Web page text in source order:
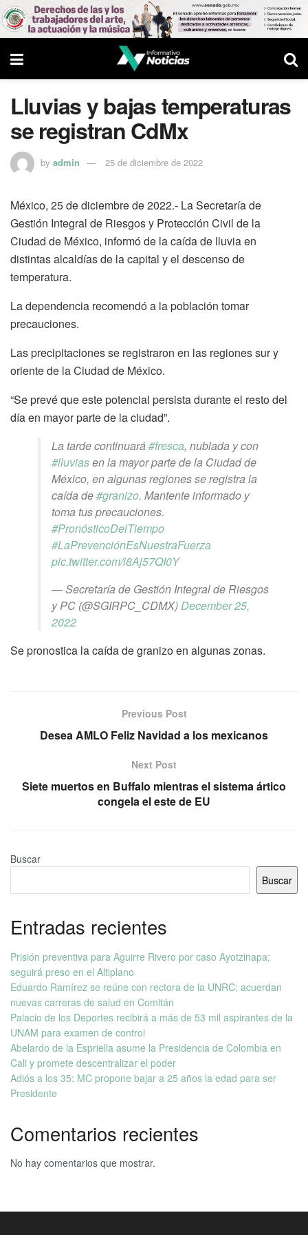
Lluvias y bajas temperaturas
se registran CdMx
by admin 25 de diciembre de 2022
México, 25 de diciembre de 2022.- La Secretaría de
Gestión Integral de Riesgos y Protección Civil de la
Ciudad de México, informó de la caída de lluvia en
distintas alcaldías de la capital y el descenso de
temperatura.
La dependencia recomendó a la población tomar
precauciones.
Las precipitaciones se registraron en las regiones sur y
oriente de la Ciudad de México.
“Se prevé que este potencial persista durante el resto del
día en mayor parte de la ciudad”.
La tarde continuará#fresca, nublada y con
#lluviasen la mayor parte de la Ciudad de
México, en algunas regiones se registra la
caída de#granizo. Mantente informado y
toma tus precauciones.
#PronósticoDelTiempo
#LaPrevenciónEsNuestraFuerza
pic.twitter.com/i8Aj57QI0Y
— Secretaría de Gestión Integral de Riesgos
y PC (@SGIRPC_CDMX)December 25,
2022
Se pronostica la caída de granizo en algunas zonas.
Previous Post
Desea AMLO Feliz Navidad a los mexicanos
Next Post
Siete muertos en Buffalo mientras el sistema ártico
congela el este de EU
Buscar
Buscar
Entradas recientes
Prisión preventiva para Aguirre Rivero por caso Ayotzinapa;
seguirá preso en el Altiplano
Eduardo Ramírez se reúne con rectora de la UNRC; acuerdan
nuevas carreras de salud en Comitán
Palacio de los Deportes recibirá a más de 53 mil aspirantes de la
UNAM para examen de control
Abelardo de la Espriella asume la Presidencia de Colombia en
Cali y promete descentralizar el poder
Adiós a los 35: MC propone bajar a 25 años la edad para ser
Presidente
Comentarios recientes
No hay comentarios que mostrar.